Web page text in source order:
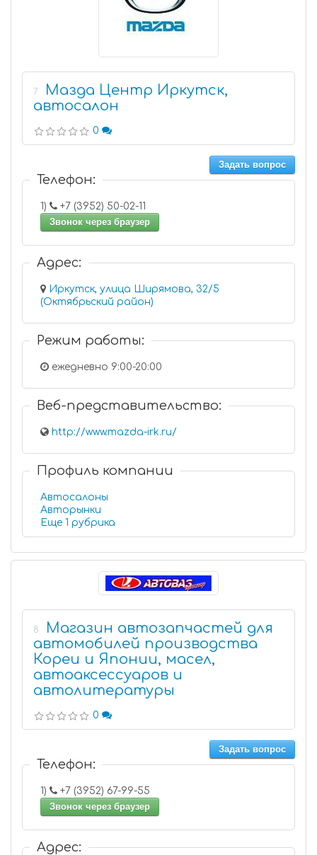
7
Мазда Центр Иркутск,
автосалон
0
Задать вопрос
Телефон:
1)
+7 (3952) 50-02-11
Звонок через браузер
Адрес:
Иркутск, улица Ширямова, 32/5
(Октябрьский район)
Режим работы:
ежедневно 9:00-20:00
Веб-представительство:
http://www.mazda-irk.ru/
Профиль компании
Автосалоны
Авторынки
Еще 1 рубрика
8
Магазин автозапчастей для
автомобилей производства
Кореи и Японии, масел,
автоаксессуаров и
автолитературы
0
Задать вопрос
Телефон:
1)
+7 (3952) 67-99-55
Звонок через браузер
Адрес: